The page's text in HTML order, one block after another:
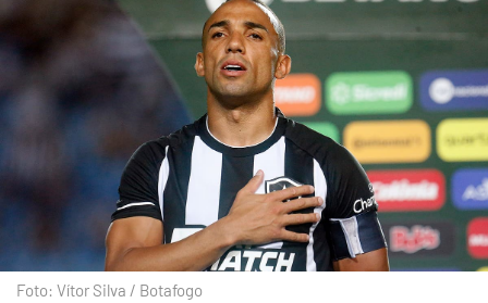
Foto: Vítor Silva / Botafogo